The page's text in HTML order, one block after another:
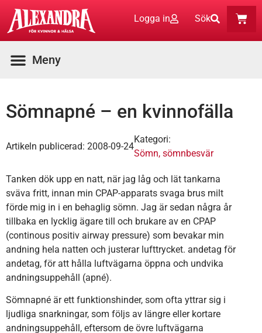
Logga in Sök
Sömnapné – en kvinnofälla
Artikeln publicerad: 2008-09-24
Kategori:
Sömn, sömnbesvär
Tanken dök upp en natt, när jag låg och lät tankarna
sväva fritt, innan min CPAP-apparats svaga brus milt
förde mig in i en behaglig sömn. Jag är sedan några år
tillbaka en lycklig ägare till och brukare av en CPAP
(continous positiv airway pressure) som bevakar min
andning hela natten och justerar lufttrycket. andetag för
andetag, för att hålla luftvägarna öppna och undvika
andningsuppehåll (apné).
Sömnapné är ett funktionshinder, som ofta yttrar sig i
ljudliga snarkningar, som följs av längre eller kortare
andningsuppehåll, eftersom de övre luftvägarna